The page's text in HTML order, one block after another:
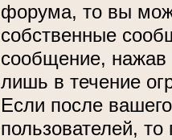
форума, то вы
собственные
сообщение, нажав
лишь в течение
Если после
пользователей,